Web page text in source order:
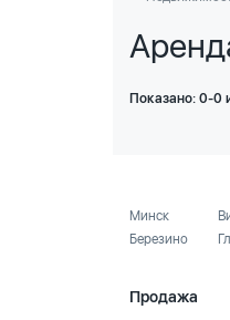
Показано: 0-0
Минск
Березино
Продажа